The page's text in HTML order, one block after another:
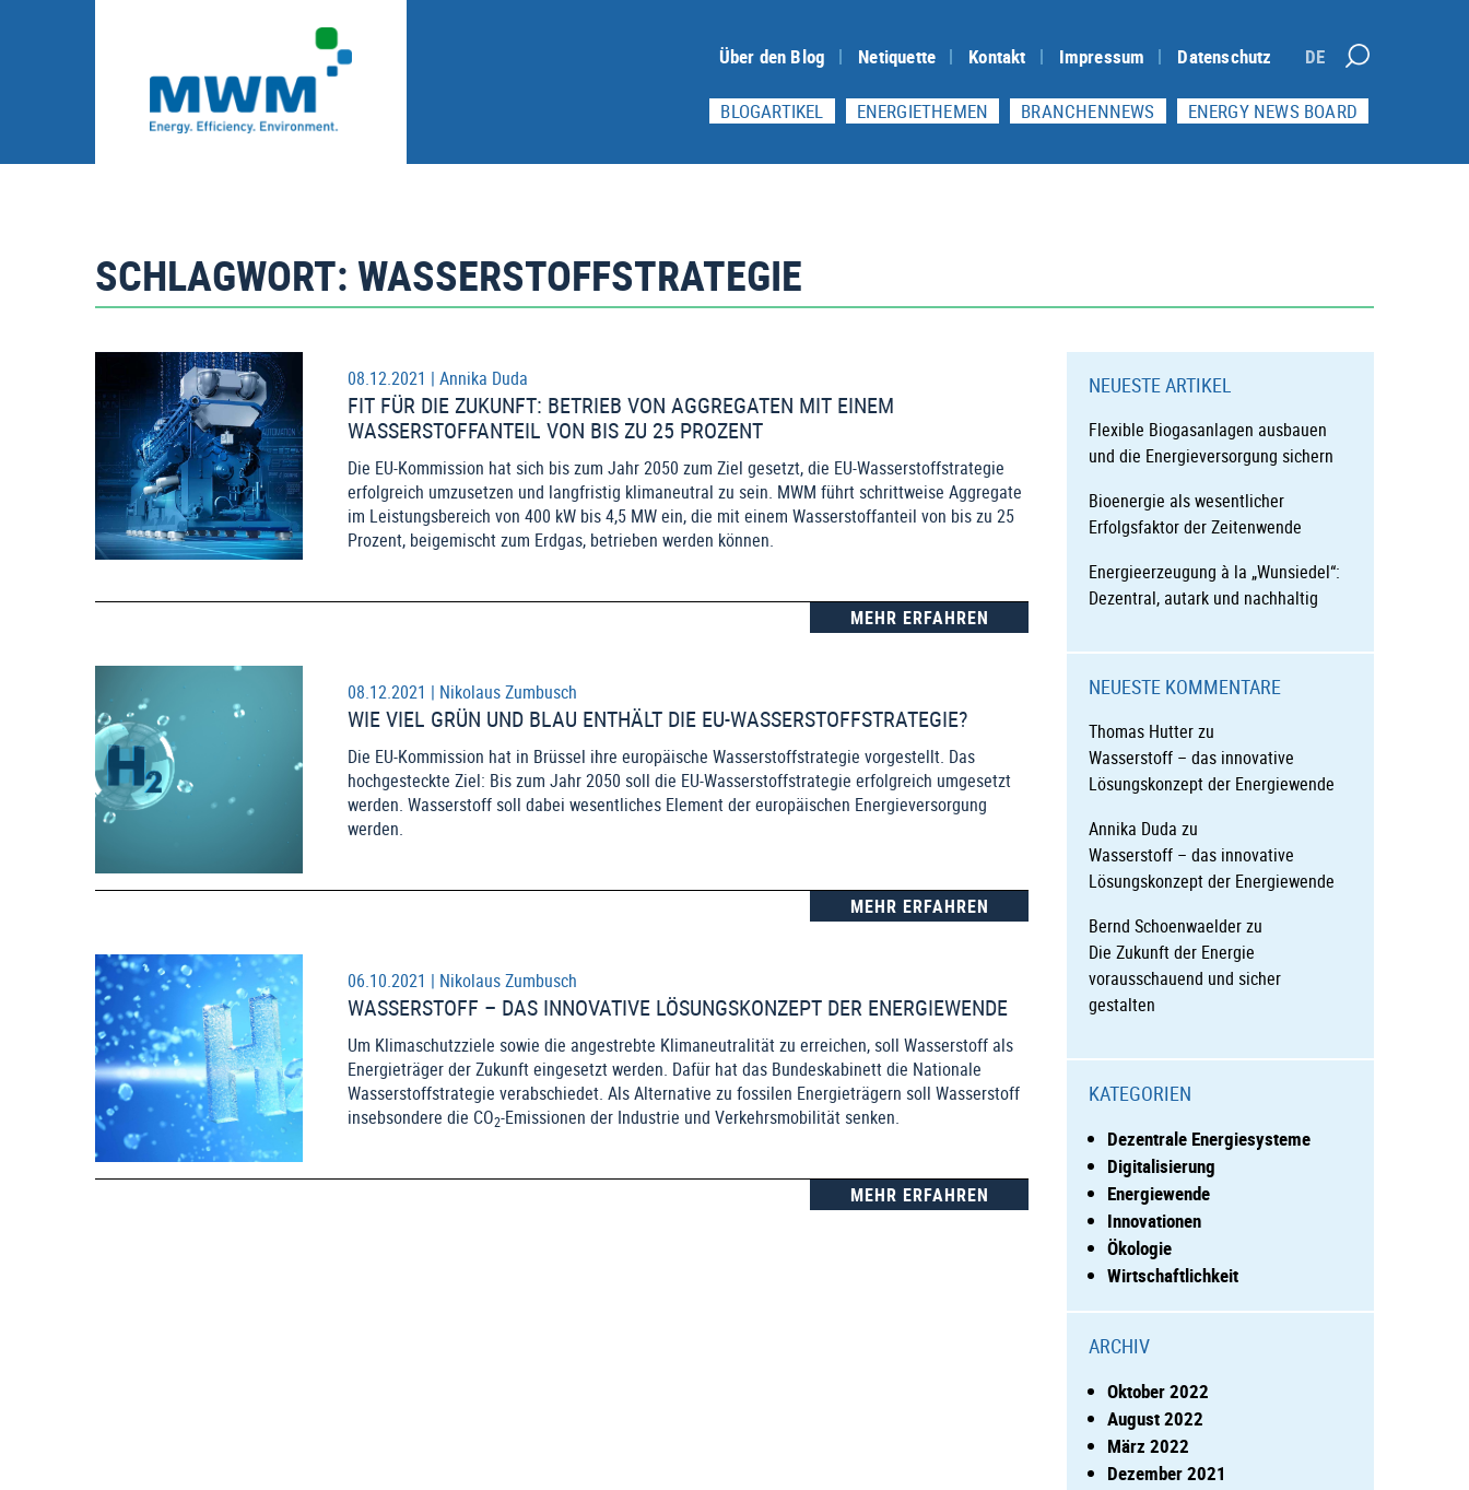
Über den Blog Netiquette Kontakt Impressum Datenschutz DE
BLOGARTIKEL ENERGIETHEMEN BRANCHENNEWS ENERGY NEWS BOARD
SCHLAGWORT:WASSERSTOFFSTRATEGIE
08.12.2021 | Annika Duda
FIT FÜR DIE ZUKUNFT: BETRIEB VON AGGREGATEN MIT EINEM
WASSERSTOFFANTEIL VON BIS ZU 25 PROZENT
Die EU-Kommission hat sich bis zum Jahr 2050 zum Ziel gesetzt, die EU-Wasserstoffstrategie
erfolgreich umzusetzen und langfristig klimaneutral zu sein. MWM führt schrittweise Aggregate
im Leistungsbereich von 400 kW bis 4,5 MW ein, die mit einem Wasserstoffanteil von bis zu 25
Prozent, beigemischt zum Erdgas, betrieben werden können.
MEHR ERFAHREN
08.12.2021 | Nikolaus Zumbusch
WIE VIEL GRÜN UND BLAU ENTHÄLT DIE EU-WASSERSTOFFSTRATEGIE?
Die EU-Kommission hat in Brüssel ihre europäische Wasserstoffstrategie vorgestellt. Das
hochgesteckte Ziel: Bis zum Jahr 2050 soll die EU-Wasserstoffstrategie erfolgreich umgesetzt
werden. Wasserstoff soll dabei wesentliches Element der europäischen Energieversorgung
werden.
MEHR ERFAHREN
06.10.2021 | Nikolaus Zumbusch
WASSERSTOFF – DAS INNOVATIVE LÖSUNGSKONZEPT DER ENERGIEWENDE
Um Klimaschutzziele sowie die angestrebte Klimaneutralität zu erreichen, soll Wasserstoff als
Energieträger der Zukunft eingesetzt werden. Dafür hat das Bundeskabinett die Nationale
Wasserstoffstrategie verabschiedet. Als Alternative zu fossilen Energieträgern soll Wasserstoff
insebsondere die CO2-Emissionen der Industrie und Verkehrsmobilität senken.
MEHR ERFAHREN
NEUESTE ARTIKEL
Flexible Biogasanlagen ausbauen
und die Energieversorgung sichern
Bioenergie als wesentlicher
Erfolgsfaktor der Zeitenwende
Energieerzeugung à la „Wunsiedel“:
Dezentral, autark und nachhaltig
NEUESTE KOMMENTARE
Thomas Hutterzu
Wasserstoff – das innovative
Lösungskonzept der Energiewende
Annika Duda zu
Wasserstoff – das innovative
Lösungskonzept der Energiewende
Bernd Schoenwaelderzu
Die Zukunft der Energie
vorausschauend und sicher
gestalten
KATEGORIEN
Dezentrale Energiesysteme
Digitalisierung
Energiewende
Innovationen
Ökologie
Wirtschaftlichkeit
ARCHIV
Oktober 2022
August 2022
März 2022
Dezember 2021